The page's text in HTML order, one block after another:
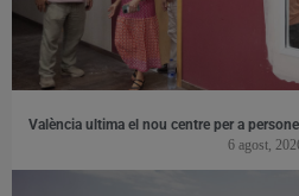
València ultima el nou centre per a
6 agost,